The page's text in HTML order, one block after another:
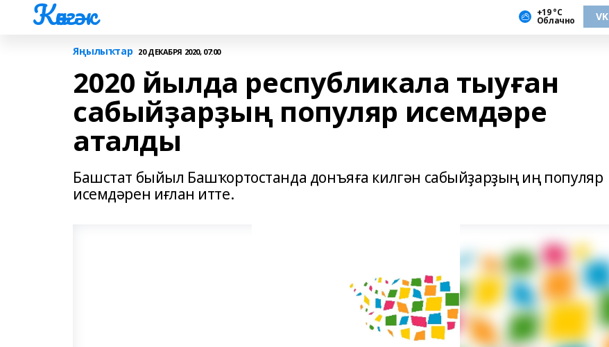
Көнгәк +19 °С
Облачно VK
Яңылыҡтар 20 ДЕКАБРЯ 2020, 07:00
2020 йылда республикала тыуған
сабыйҙарҙың популяр исемдәре
аталды
Башстат быйыл Башҡортостанда донъяға килгән сабыйҙарҙың иң популяр
исемдәрен иғлан итте.